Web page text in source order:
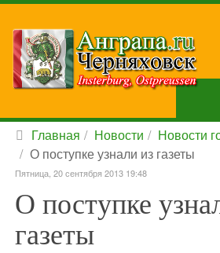
Главная Новости
Новости
О поступке узнали из газеты
Пятница, 20 сентября 2013 19:48
О поступке
газеты